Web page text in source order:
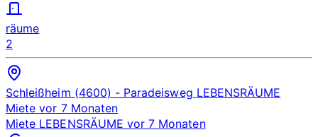
räume
2
Schleißheim (4600) - Paradeisweg LEBENSRÄUME
Miete vor 7 Monaten
Miete LEBENSRÄUME vor 7 Monaten